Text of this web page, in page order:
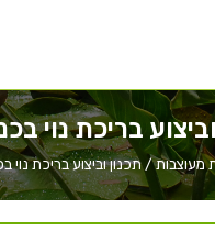
בריכת נוי
מעוצבות/תכנון וביצוע בריכת נוי